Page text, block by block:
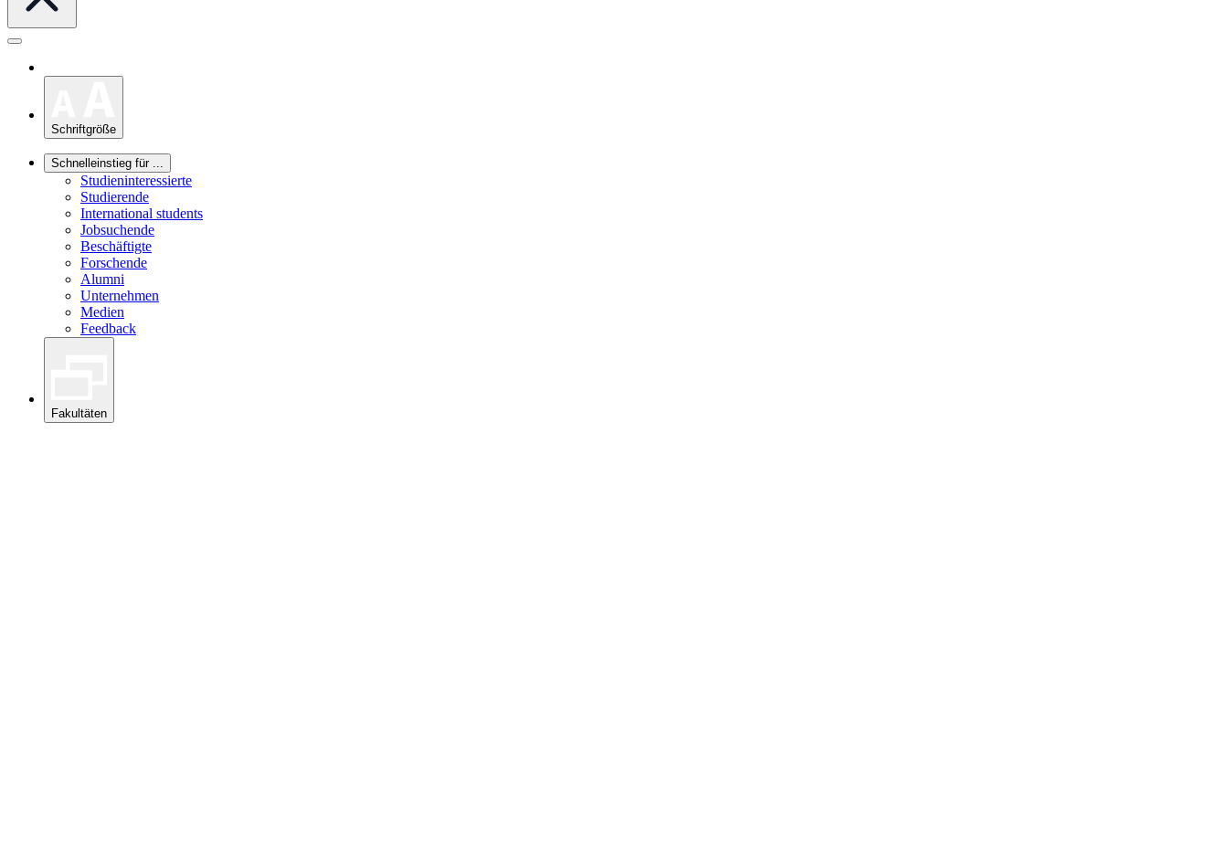
Schriftgröße
Schnelleinstieg für ...
Studieninteressierte
Studierende
International students
Jobsuchende
Beschäftigte
Forschende
Alumni
Unternehmen
Medien
Feedback
Fakultäten